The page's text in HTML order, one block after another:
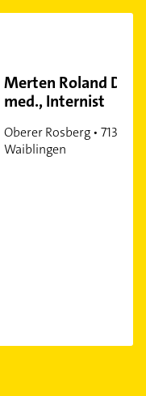
Merten Roland Dr.
med., Internist
Oberer Rosberg • 71334
Waiblingen